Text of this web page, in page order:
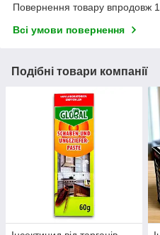
Повернення товару впродовж
Всі умови повернення
Подібні товари компанії